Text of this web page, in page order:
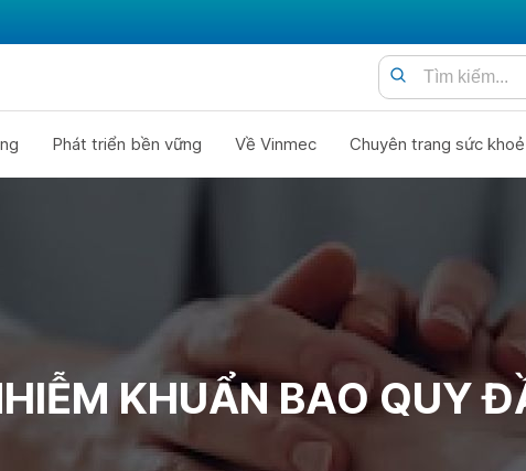
Phát triển bền vững Về Vinmec Chuyên trang sức khoẻ
KHUẨN BAO QUY